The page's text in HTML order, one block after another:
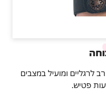
לרגליים ומועיל במצבים
פטיש.